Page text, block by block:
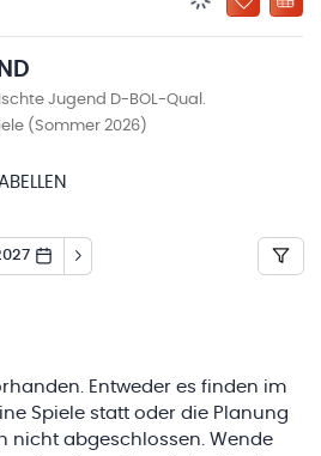
ZU
Jugend D-BOL-Qual.
(Sommer 2026)
Entweder es finden im
Spiele statt oder die Planung
nicht abgeschlossen. Wende